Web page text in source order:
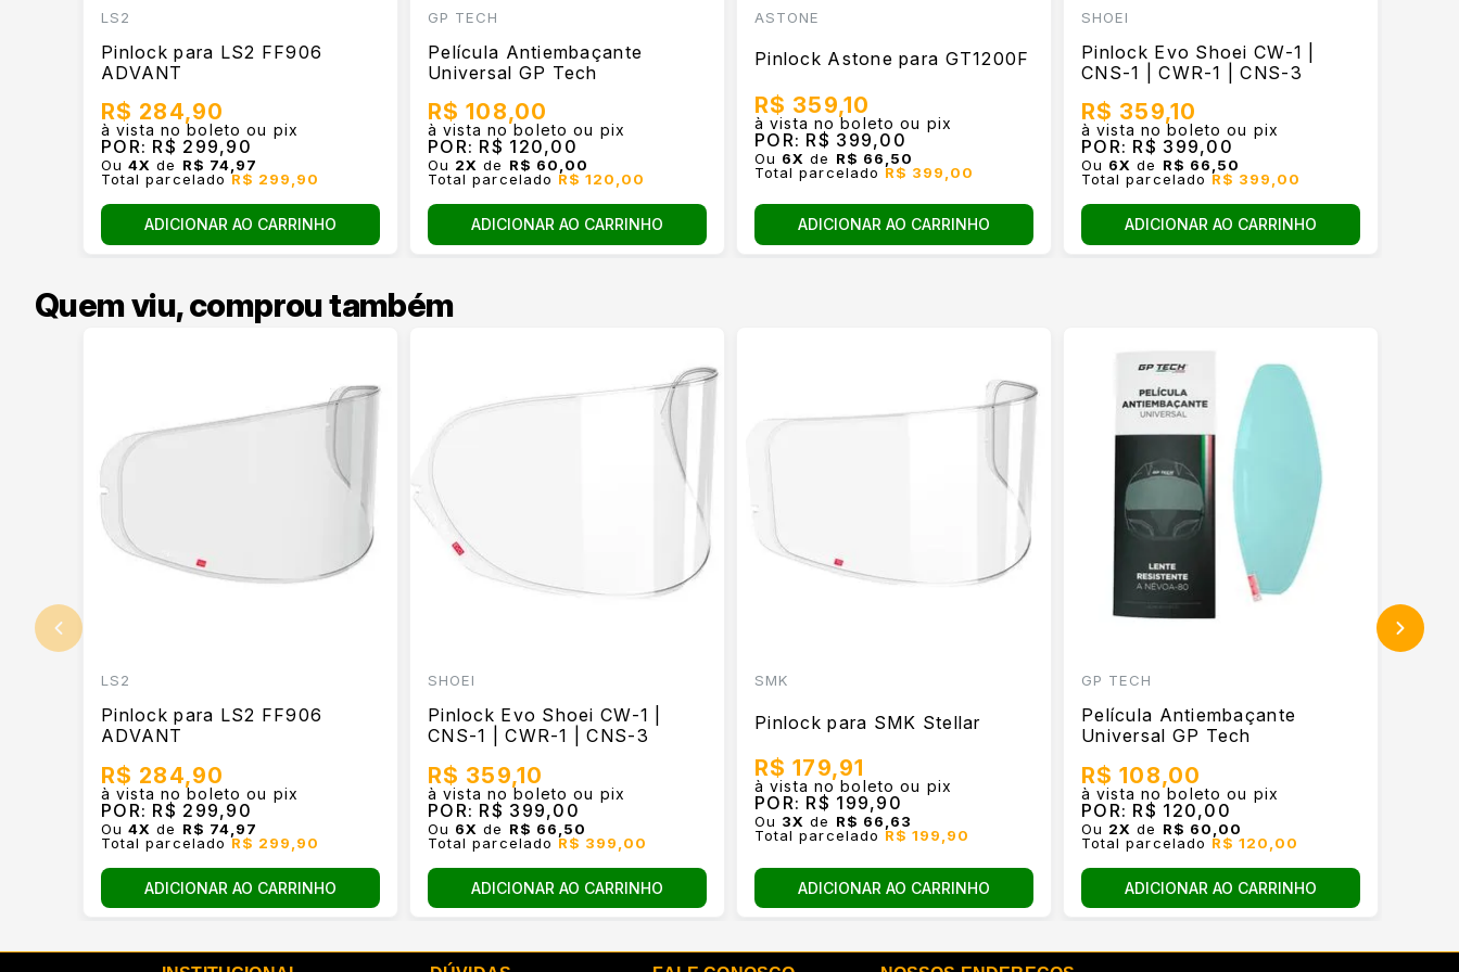
LS2
Pinlock para LS2 FF906
ADVANT
R$ 284,90
à vista no boleto ou pix
POR: R$ 299,90
Ou4X de R$ 74,97
Total parceladoR$ 299,90
ADICIONAR AO CARRINHO
GP TECH
Película Antiembaçante
Universal GP Tech
R$ 108,00
à vista no boleto ou pix
POR: R$ 120,00
Ou 2X de R$ 60,00
Total parcelado R$ 120,00
ADICIONAR AO CARRINHO
ASTONE
Pinlock Astone para GT1200F
R$ 359,10
à vista no boleto ou pix
POR: R$ 399,00
Ou 6X de R$ 66,50
Total parcelado R$ 399,00
ADICIONAR AO CARRINHO
SHOEI
Pinlock Evo Shoei CW-1 |
CNS-1 | CWR-1 | CNS-3
R$ 359,10
à vista no boleto ou pix
POR: R$ 399,00
Ou 6X de R$ 66,50
Total parcelado R$ 399,00
ADICIONAR AO CARRINHO
Quem viu, comprou também
LS2
Pinlock para LS2 FF906
ADVANT
R$ 284,90
à vista no boleto ou pix
POR: R$ 299,90
Ou4X de R$ 74,97
Total parceladoR$ 299,90
ADICIONAR AO CARRINHO
SHOEI
Pinlock Evo Shoei CW-1 |
CNS-1 | CWR-1 | CNS-3
R$ 359,10
à vista no boleto ou pix
POR: R$ 399,00
Ou 6X de R$ 66,50
Total parcelado R$ 399,00
ADICIONAR AO CARRINHO
SMK
Pinlock para SMK Stellar
R$ 179,91
à vista no boleto ou pix
POR: R$ 199,90
Ou 3X de R$ 66,63
Total parcelado R$ 199,90
ADICIONAR AO CARRINHO
GP TECH
Película Antiembaçante
Universal GP Tech
R$ 108,00
à vista no boleto ou pix
POR: R$ 120,00
Ou 2X de R$ 60,00
Total parcelado R$ 120,00
ADICIONAR AO CARRINHO